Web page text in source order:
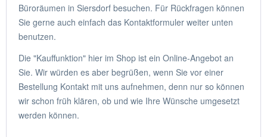
Büroräumen in Siersdorf besuchen. Für Rückfragen können
Sie gerne auch einfach das Kontaktformuler weiter unten
benutzen.
Die "Kauffunktion" hier im Shop ist ein Online-Angebot an
Sie. Wir würden es aber begrüßen, wenn Sie vor einer
Bestellung Kontakt mit uns aufnehmen, denn nur so können
wir schon früh klären, ob und wie Ihre Wünsche umgesetzt
werden können.